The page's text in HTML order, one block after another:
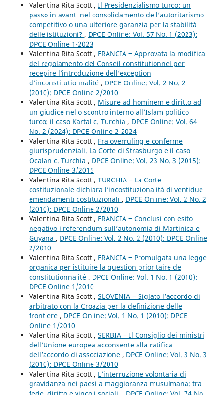
Valentina Rita Scotti, Il Presidenzialismo turco: un
passo in avanti nel consolidamento dell’autoritarismo
competitivo o una ulteriore garanzia per la stabilità
delle istituzioni? , DPCE Online: Vol. 57 No. 1 (2023):
DPCE Online 1-2023
Valentina Rita Scotti, FRANCIA ‒ Approvata la modifica
del regolamento del Conseil constitutionnel per
recepire l’introduzione dell’exception
d’inconstitutionnalité , DPCE Online: Vol. 2 No. 2
(2010): DPCE Online 2/2010
Valentina Rita Scotti, Misure ad hominem e diritto ad
un giudice nello scontro interno all’Islam politico
turco: il caso Kartal c. Turchia , DPCE Online: Vol. 64
No. 2 (2024): DPCE Online 2-2024
Valentina Rita Scotti, Fra overruling e conferme
giurisprudenziali. La Corte di Strasburgo e il caso
Ocalan c. Turchia , DPCE Online: Vol. 23 No. 3 (2015):
DPCE Online 3/2015
Valentina Rita Scotti, TURCHIA ‒ La Corte
costituzionale dichiara l’incostituzionalità di ventidue
emendamenti costituzionali , DPCE Online: Vol. 2 No. 2
(2010): DPCE Online 2/2010
Valentina Rita Scotti, FRANCIA ‒ Conclusi con esito
negativo i referendum sull’autonomia di Martinica e
Guyana , DPCE Online: Vol. 2 No. 2 (2010): DPCE Online
2/2010
Valentina Rita Scotti, FRANCIA ‒ Promulgata una legge
organica per istituire la question prioritaire de
constitutionnalité , DPCE Online: Vol. 1 No. 1 (2010):
DPCE Online 1/2010
Valentina Rita Scotti, SLOVENIA ‒ Siglato l’accordo di
arbitrato con la Croazia per la definizione delle
frontiere , DPCE Online: Vol. 1 No. 1 (2010): DPCE
Online 1/2010
Valentina Rita Scotti, SERBIA ‒ Il Consiglio dei ministri
dell’Unione europea acconsente alla ratifica
dell’accordo di associazione , DPCE Online: Vol. 3 No. 3
(2010): DPCE Online 3/2010
Valentina Rita Scotti, L’interruzione volontaria di
gravidanza nei paesi a maggioranza musulmana: tra